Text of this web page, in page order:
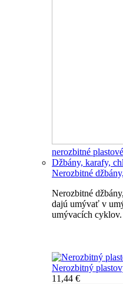
nerozbitné
Džbány, karafy,
Nerozbitné
Nerozbitné
dajú umývať v
umývacích cyklov.
Nerozbitný
11,44 €